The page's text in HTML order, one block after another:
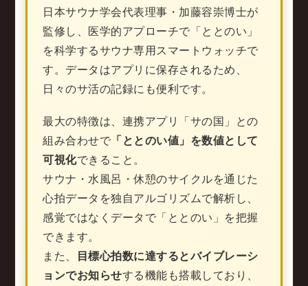
日本サウナ学会代表理事・加藤容崇博士が
監修し、医学的アプローチで「ととのい」
を科学するサウナ専用スマートウォッチで
す。 データはアプリに保存されるため、
日々のサ活の記録にも便利です。
最大の特徴は、連携アプリ「サの国」との
組み合わせで 「ととのい値」を数値として
可視化できること。
サウナ・水風呂・休憩のサイクルを通じた
心拍データを独自アルゴリズムで解析し、
感覚ではなくデータで「ととのい」を把握
できます。
また、
目標心拍数に達するとバイブレーシ
ョンでお知らせする機能も搭載しており、